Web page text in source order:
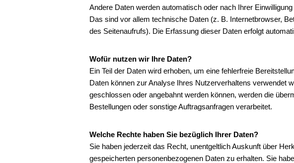
Andere Daten werden automatisch oder nach Ihrer
Das sind vor allem technische Daten (z. B. Internetbrowser,
des Seitenaufrufs). Die Erfassung dieser Daten erfolgt
Wofür nutzen wir Ihre Daten?
Ein Teil der Daten wird erhoben, um eine fehlerfreie
Daten können zur Analyse Ihres Nutzerverhaltens verwendet
geschlossen oder angebahnt werden können, werden die
Bestellungen oder sonstige Auftragsanfragen verarbeitet.
Welche Rechte haben Sie bezüglich Ihrer Daten?
Sie haben jederzeit das Recht, unentgeltlich Auskunft über
gespeicherten personenbezogenen Daten zu erhalten. Sie